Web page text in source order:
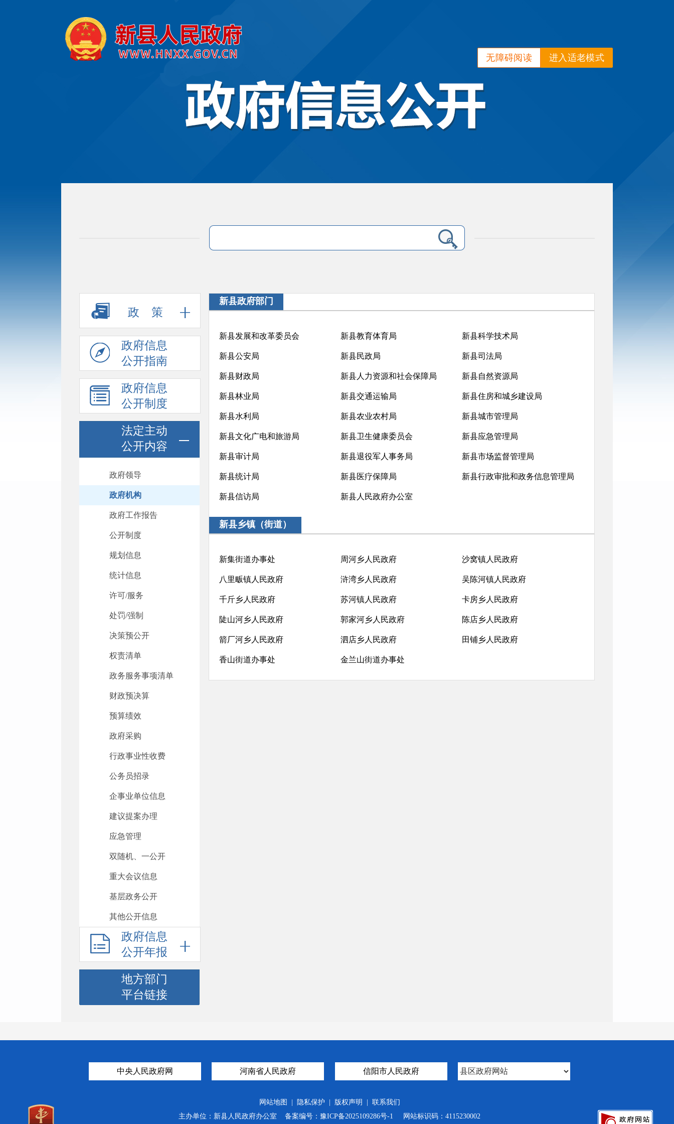
进入适老模式
无障碍阅读
政 策
政府信息
公开指南
政府信息
公开制度
法定主动
公开内容
政府领导
政府机构
政府工作报告
公开制度
规划信息
统计信息
许可/服务
处罚/强制
决策预公开
权责清单
政务服务事项清单
财政预决算
预算绩效
政府采购
行政事业性收费
公务员招录
企事业单位信息
建议提案办理
应急管理
双随机、一公开
重大会议信息
基层政务公开
其他公开信息
政府信息
公开年报
地方部门
平台链接
新县政府部门
新县发展和改革委员会 新县教育体育局 新县科学技术局
新县公安局 新县民政局 新县司法局
新县财政局 新县人力资源和社会保障局 新县自然资源局
新县林业局 新县交通运输局 新县住房和城乡建设局
新县水利局 新县农业农村局 新县城市管理局
新县文化广电和旅游局 新县卫生健康委员会 新县应急管理局
新县审计局 新县退役军人事务局 新县市场监督管理局
新县统计局 新县医疗保障局 新县行政审批和政务信息管理局
新县信访局 新县人民政府办公室
新县乡镇（街道）
新集街道办事处 周河乡人民政府 沙窝镇人民政府
八里畈镇人民政府 浒湾乡人民政府 吴陈河镇人民政府
千斤乡人民政府 苏河镇人民政府 卡房乡人民政府
陡山河乡人民政府 郭家河乡人民政府 陈店乡人民政府
箭厂河乡人民政府 泗店乡人民政府 田铺乡人民政府
香山街道办事处 金兰山街道办事处
中央人民政府网 河南省人民政府 信阳市人民政府
网站地图 隐私保护 版权声明
联系我们
主办单位：新县人民政府办公室
备案编号：豫ICP备2025109286号-1 网站标识码：4115230002